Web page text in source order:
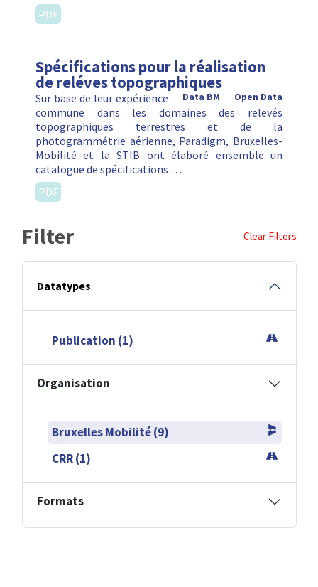
PDF
Spécifications pour la réalisation
de reléves topographiques
Open Data
Data BM
Sur base de leur expérience
commune dans les domaines des relevés
topographiques terrestres et de la
photogrammétrie aérienne, Paradigm, Bruxelles-
Mobilité et la STIB ont élaboré ensemble un
catalogue de spécifications …
PDF
Filter Clear Filters
Datatypes
Publication (1)
Organisation
Bruxelles Mobilité (9)
CRR (1)
Formats